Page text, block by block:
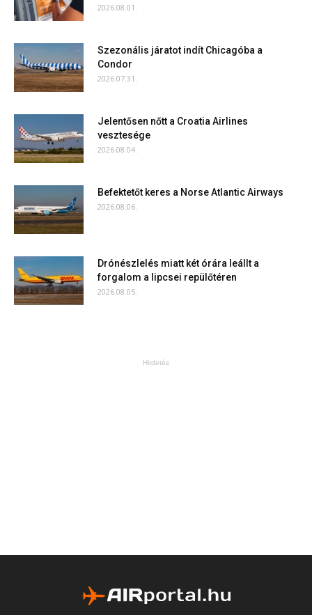
2026.08.01.
Szezonális járatot indít Chicagóba a
Condor
2026.07.31.
Jelentősen nőtt a Croatia Airlines
vesztesége
2026.08.04.
Befektetőt keres a Norse Atlantic Airways
2026.08.06.
Drónészlelés miatt két órára leállt a
forgalom a lipcsei repülőtéren
2026.08.05.
Hirdetés